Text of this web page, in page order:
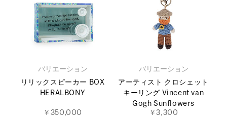
バリエーション
リリックスピーカー BOX
HERALBONY
￥350,000
バリエーション
アーティスト クロシェット
キーリング Vincent van
Gogh Sunflowers
￥3,300